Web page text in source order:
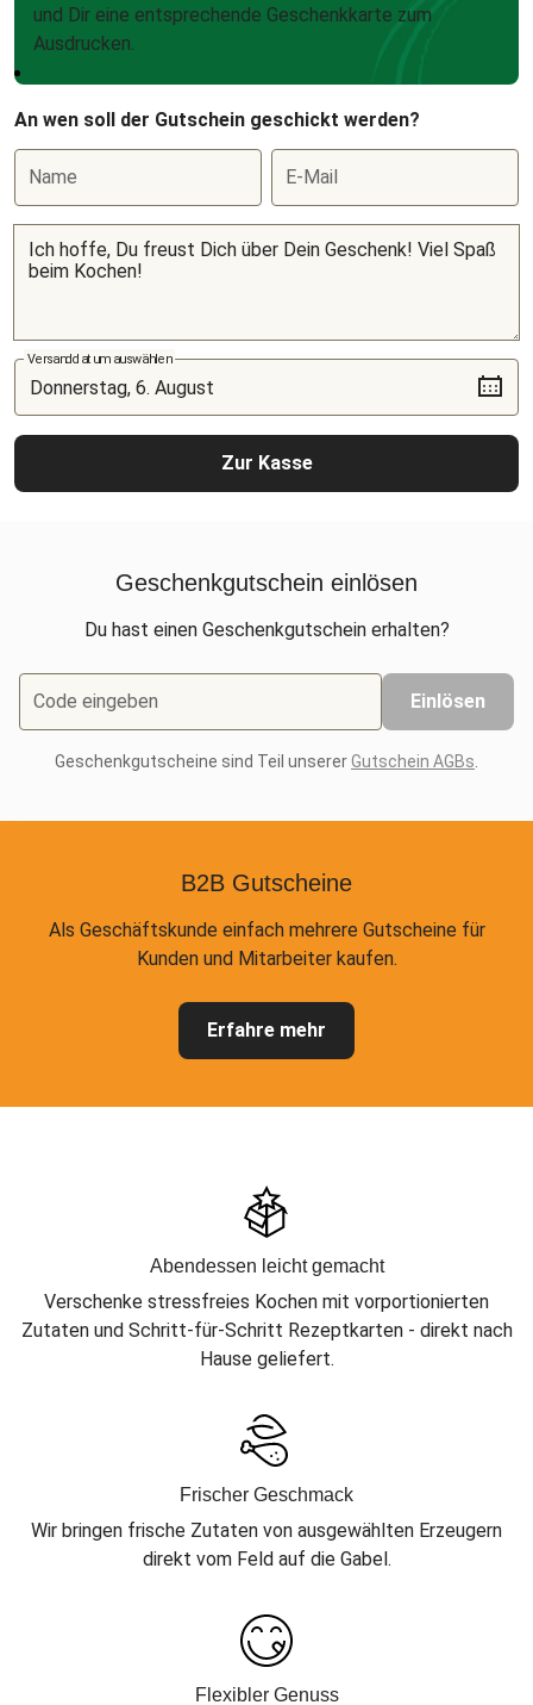
und Dir eine entsprechende Geschenkkarte zum
Ausdrucken.
An wen soll der Gutschein geschickt werden?
Name E-Mail
Versanddatum auswählen
Zur Kasse
Geschenkgutschein einlösen
Du hast einen Geschenkgutschein erhalten?
Code eingeben Einlösen
Geschenkgutscheine sind Teil unsererGutschein AGBs
B2B Gutscheine
Als Geschäftskunde einfach mehrere Gutscheine für
Kunden und Mitarbeiter kaufen.
Erfahre mehr
Abendessen leicht gemacht
Verschenke stressfreies Kochen mit vorportionierten
Zutaten und Schritt-für-Schritt Rezeptkarten - direkt nach
Hause geliefert.
Frischer Geschmack
Wir bringen frische Zutaten von ausgewählten Erzeugern
direkt vom Feld auf die Gabel.
Flexibler Genuss